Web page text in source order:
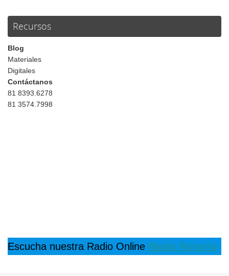
Recursos
Blog
Materiales
Digitales
Contáctanos
81 8393.6278
81 3574.7998
Escucha nuestra Radio Online Radio Rosario